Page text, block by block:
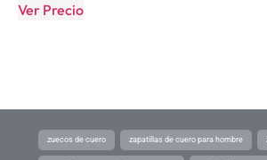
Ver Precio
zuecos de cuero zapatillas de cuero para hombre